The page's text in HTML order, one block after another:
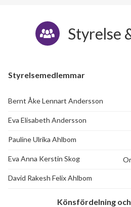
Styrelse
Styrelsemedlemmar
Bernt Åke Lennart Andersson
Eva Elisabeth Andersson
Pauline Ulrika Ahlbom
Eva Anna Kerstin Skog
David Rakesh Felix Ahlbom
Könsfördelning